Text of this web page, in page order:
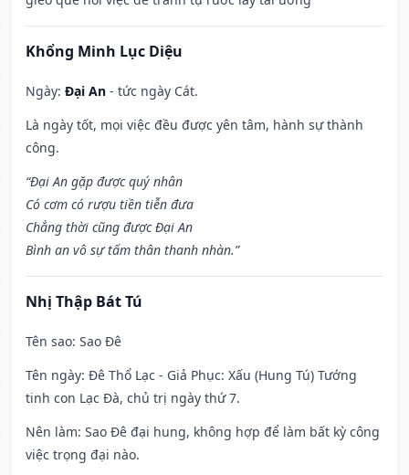
Khổng Minh Lục Diệu
Ngày: Đại An - tức ngày Cát.
Là ngày tốt, mọi việc đều được yên tâm, hành sự thành
công.
“Đại An gặp được quý nhân
Có cơm có rượu tiền tiễn đưa
Chẳng thời cũng được Đại An
Bình an vô sự tấm thân thanh nhàn.”
Nhị Thập Bát Tú
Tên sao: Sao Đê
Tên ngày: Đê Thổ Lạc - Giả Phục: Xấu (Hung Tú) Tướng
tinh con Lạc Đà, chủ trị ngày thứ 7.
Nên làm: Sao Đê đại hung, không hợp để làm bất kỳ công
việc trọng đại nào.